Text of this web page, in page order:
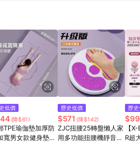
低價
(降$61)
TPE瑜伽墊加厚防
寬男女款健身墊子
歷史低價
$571 (降$142)
ZJC扭腰25轉盤懶人家
用多功能扭腰機靜音燃
歷
【
R超